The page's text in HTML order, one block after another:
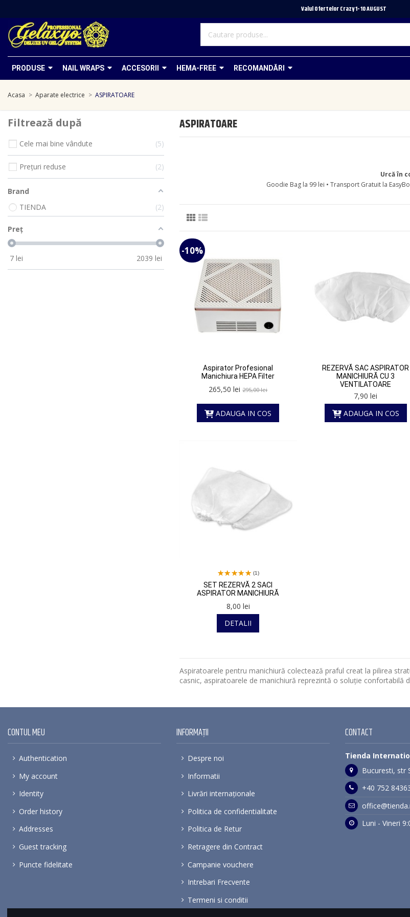
Valul Ofertelor Crazy 1- 10 AUGUST
PRODUSE NAIL WRAPS ACCESORII HEMA-FREE RECOMANDĂRI
Acasa Aparate electrice ASPIRATOARE
ASPIRATOARE
Urcă în
Goodie Bag la 99 lei • Transport Gratuit la
-10%
Aspirator Profesional
Manichiura HEPA Filter
265,50 lei295,00 lei
ADAUGA IN COS
REZERVĂ SAC ASPIRATOR
MANICHIURĂ CU 3
VENTILATOARE
7,90 lei
ADAUGA IN COS
(1)
SET REZERVĂ 2 SACI
ASPIRATOR MANICHIURĂ
8,00 lei
DETALII
Aspiratoarele pentru manichiură colectează praful creat la pilirea
casnic, aspiratoarele de manichiură reprezintă o soluție confortabilă
Filtrează după
Cele mai bine vândute 5
Prețuri reduse 2
Brand
TIENDA
2
Preț
7 lei 2039 lei
CONTUL MEU
Authentication
My account
Identity
Order history
Addresses
Guest tracking
Puncte fidelitate
INFORMAȚII
Despre noi
Informatii
Livrări internaționale
Politica de confidentialitate
Politica de Retur
Retragere din Contract
Campanie vouchere
Intrebari Frecvente
Termeni si conditii
CONTACT
Tienda
Bucuresti, str
+40 752
Luni - Vineri